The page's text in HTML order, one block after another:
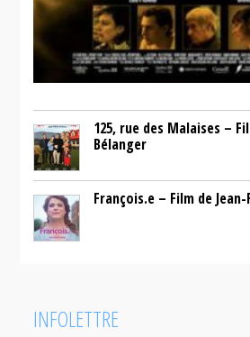
125, rue des Malaises –
Bélanger
François.e – Film de
INFOLETTRE